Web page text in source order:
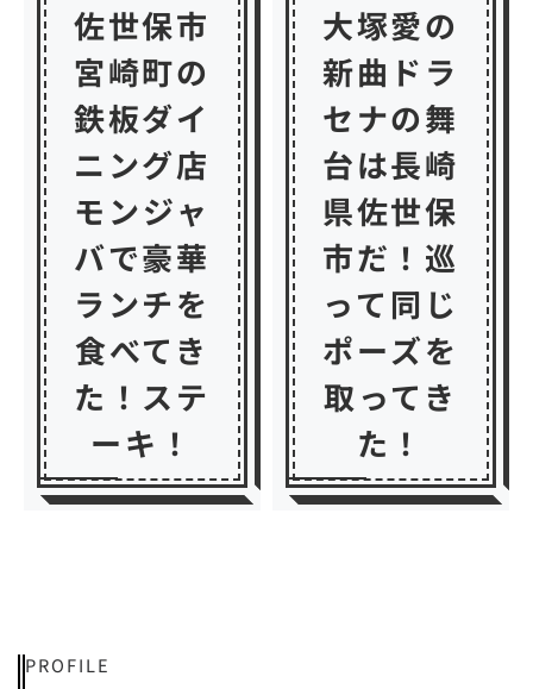
佐世保市
宮崎町の
鉄板ダイ
ニング店
モンジャ
バで豪華
ランチを
食べてき
た！ステ
ーキ！
大塚愛の
新曲ドラ
セナの舞
台は長崎
県佐世保
市だ！巡
って同じ
ポーズを
取ってき
た！
PROFILE